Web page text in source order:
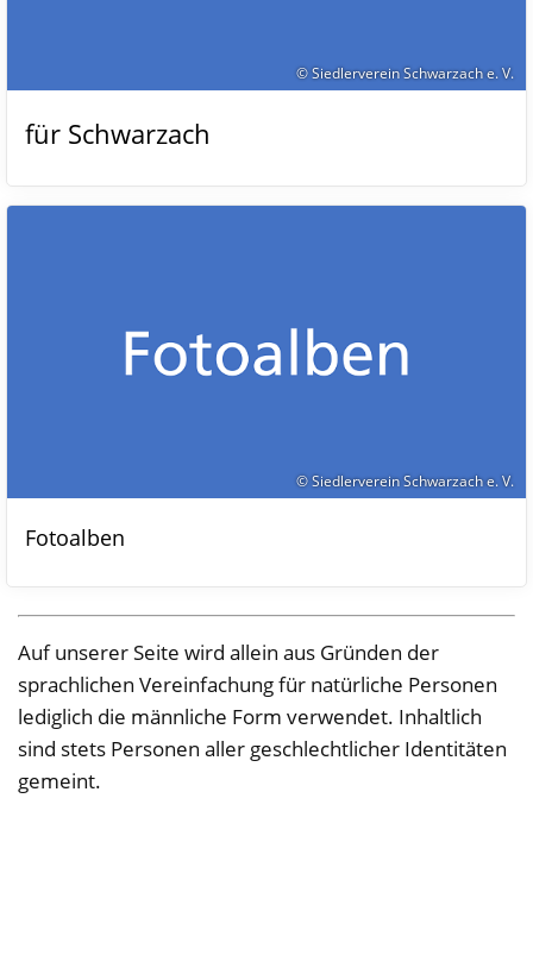
© Siedlerverein Schwarzach e. V.
für Schwarzach
© Siedlerverein Schwarzach e. V.
Fotoalben
Auf unserer Seite wird allein aus Gründen der
sprachlichen Vereinfachung für natürliche Personen
lediglich die männliche Form verwendet. Inhaltlich
sind stets Personen aller geschlechtlicher Identitäten
gemeint.